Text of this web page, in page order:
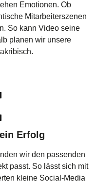
Emotionen. Ob
Mitarbeiterszenen
So kann Video seine
planen wir unsere
Erfolg
wir den passenden
passt. So lässt sich mit
kleine Social-Media